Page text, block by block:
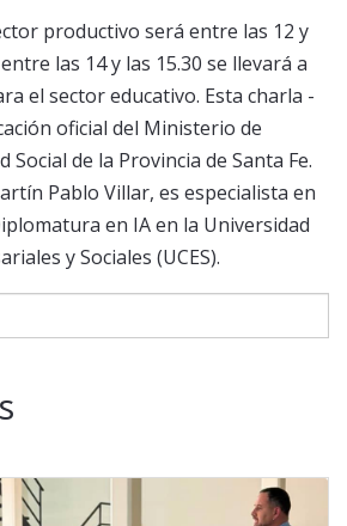
productivo será entre las 12 y
las 14 y las 15.30 se llevará a
el sector educativo. Esta charla -
oficial del Ministerio de
Social de la Provincia de Santa Fe.
Pablo Villar, es especialista en
en IA en la Universidad
y Sociales (UCES).